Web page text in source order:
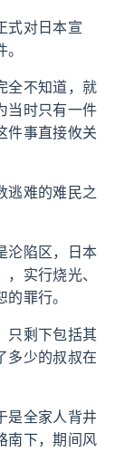
式对日本宣
全不知道，就
当时只有一件
件事直接攸关
逃难的难民之
沦陷区，日本
实行烧光、
罪行。
只剩下包括其
多少的叔叔在
是全家人背井
南下，期间风